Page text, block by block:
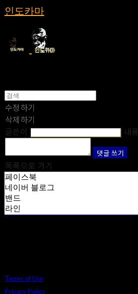
인도카마
수정하기
삭제하기
글쓴이
내용
댓글 쓰기
목록으로 가기
페이스북
네이버 블로그
밴드
라인
Terms of Use
Privacy Policy